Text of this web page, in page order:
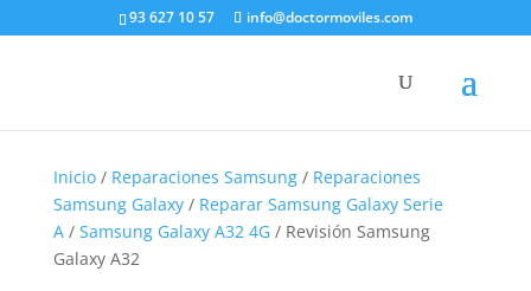
93 627 10 57 info@doctormoviles.com
Inicio/ Reparaciones Samsung/ Reparaciones
Samsung Galaxy/ Reparar Samsung Galaxy Serie
A/ Samsung Galaxy A32 4G/ Revisión Samsung
Galaxy A32